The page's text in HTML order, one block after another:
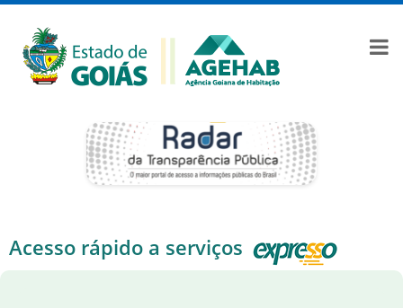
Acesso rápido a serviços